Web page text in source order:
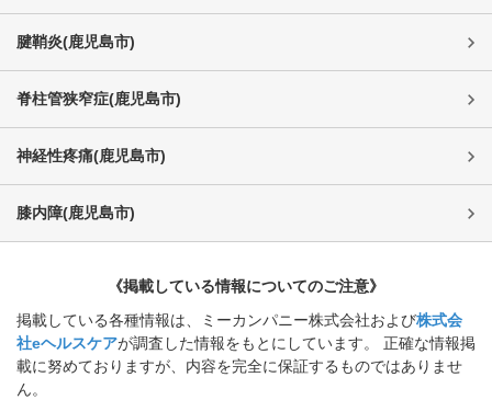
腱鞘炎(鹿児島市)
脊柱管狭窄症(鹿児島市)
神経性疼痛(鹿児島市)
膝内障(鹿児島市)
《掲載している情報についてのご注意》
掲載している各種情報は、ミーカンパニー株式会社および株式会
社eヘルスケアが調査した情報をもとにしています。 正確な情報掲
載に努めておりますが、内容を完全に保証するものではありませ
ん。